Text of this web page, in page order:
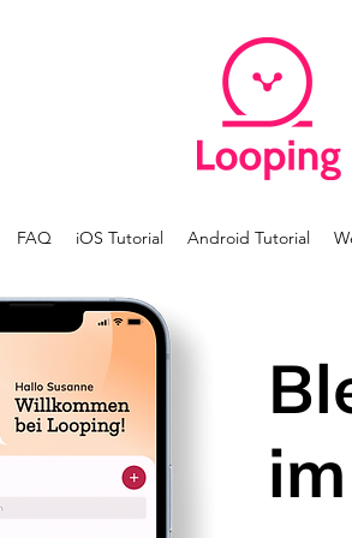
FAQ iOS Tutorial Android Tutorial